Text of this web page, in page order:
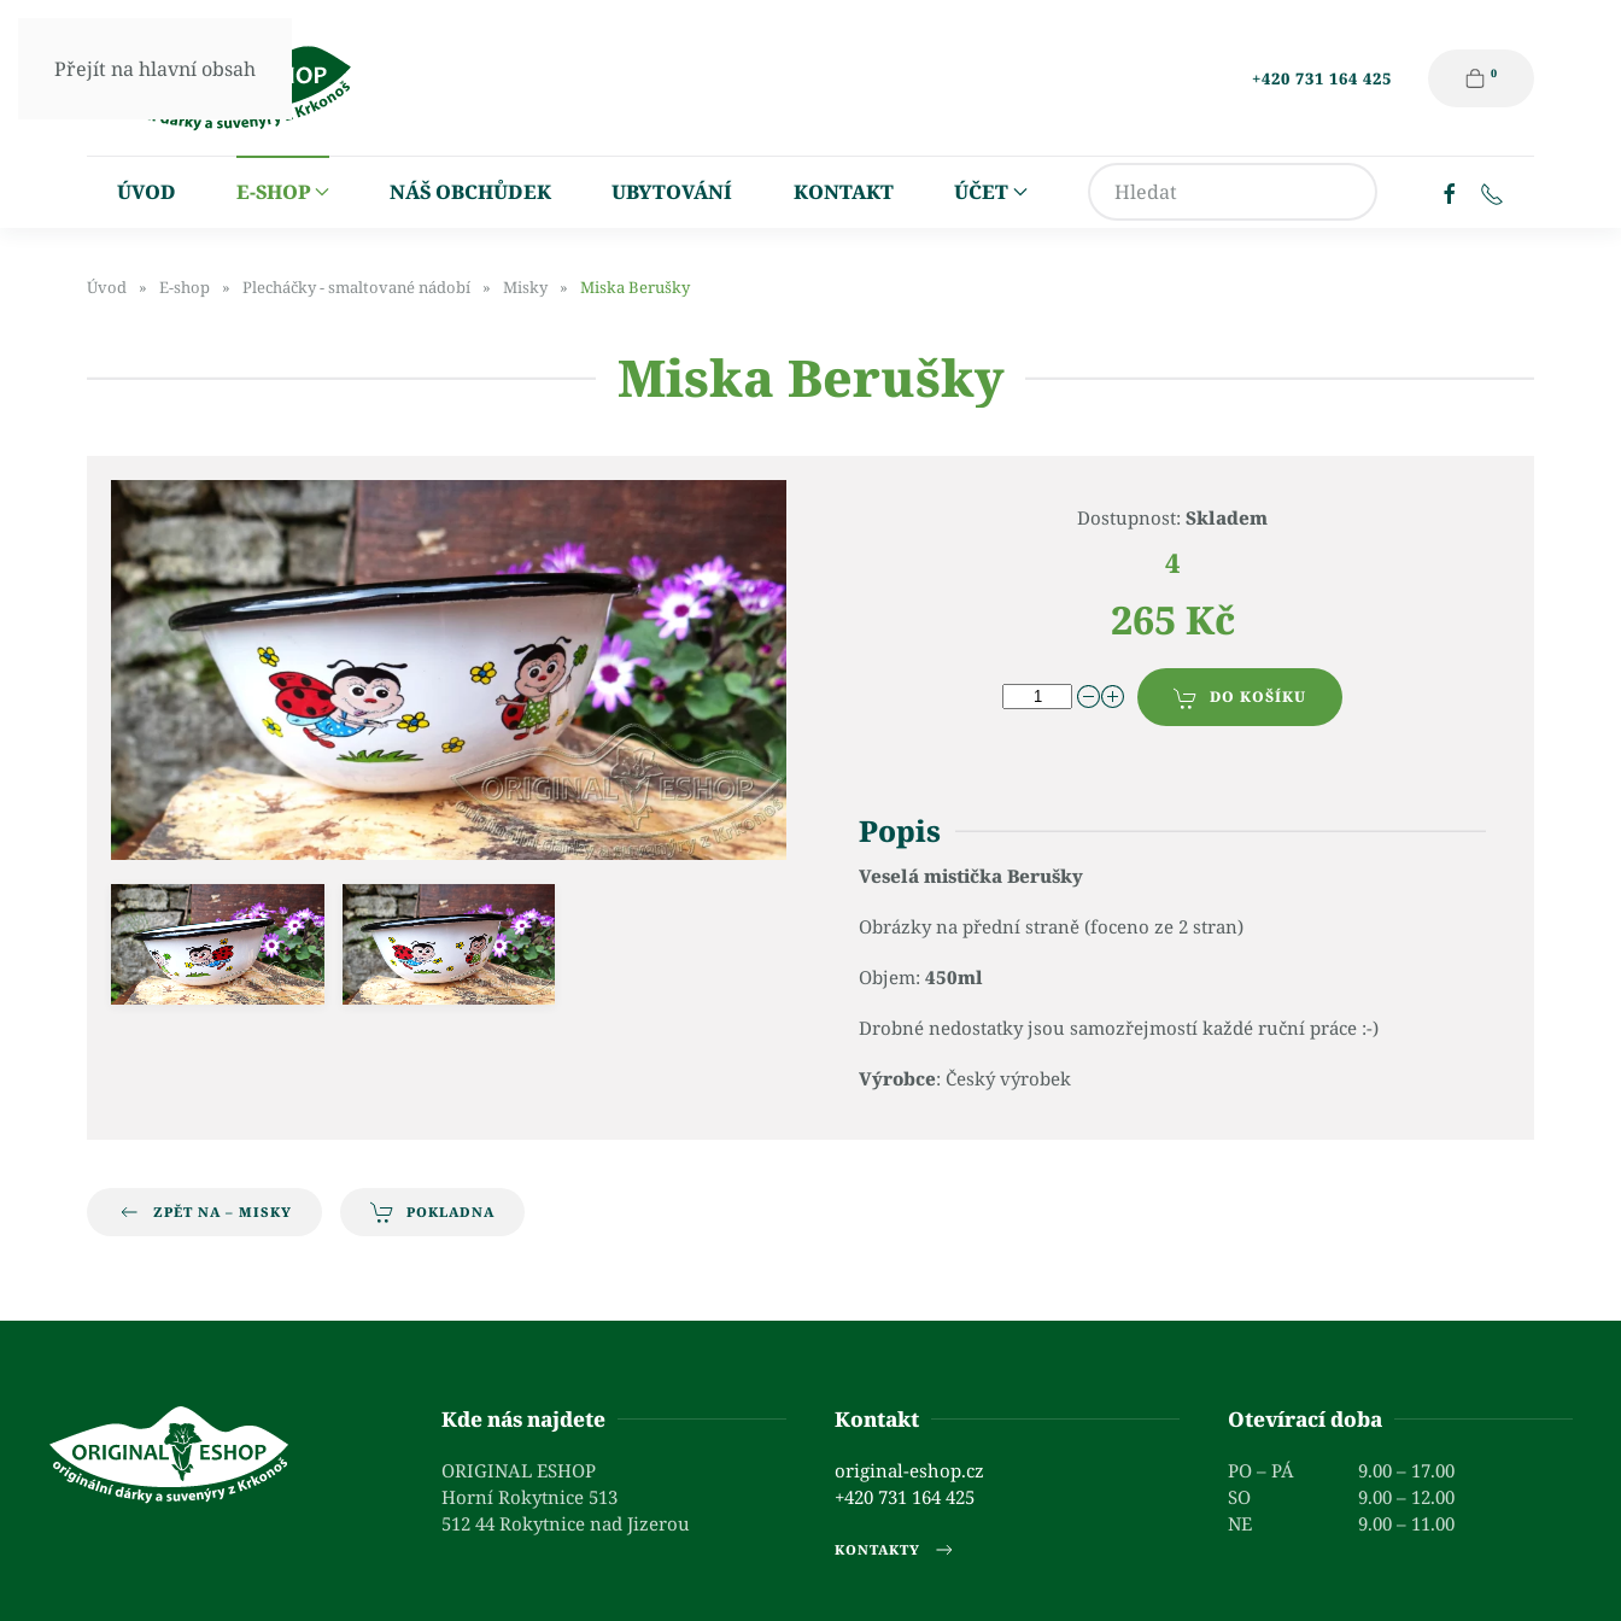
Přejít na hlavní obsah +420 731 164 425 0
ÚVOD E-SHOP NÁŠ OBCHŮDEK UBYTOVÁNÍ KONTAKT ÚČET
Úvod E-shop Plecháčky - smaltované nádobí Misky Miska Berušky
Miska Berušky
Dostupnost: Skladem
4
265 Kč
DO KOŠÍKU
Popis
Veselá mistička Berušky
Obrázky na přední straně (foceno ze 2 stran)
Objem: 450ml
Drobné nedostatky jsou samozřejmostí každé ruční práce :-)
Výrobce: Český výrobek
ZPĚT NA – MISKY POKLADNA
Kde nás najdete
ORIGINAL ESHOP
Horní Rokytnice 513
512 44 Rokytnice nad Jizerou
Kontakt
original-eshop.cz
+420 731 164 425
KONTAKTY
Otevírací doba
PO – PÁ
9.00 – 17.00
SO
9.00 – 12.00
NE
9.00 – 11.00